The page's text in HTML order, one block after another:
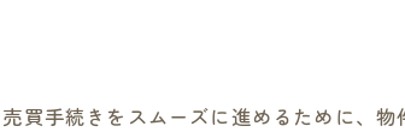
買手続きをスムーズに進めるために、物